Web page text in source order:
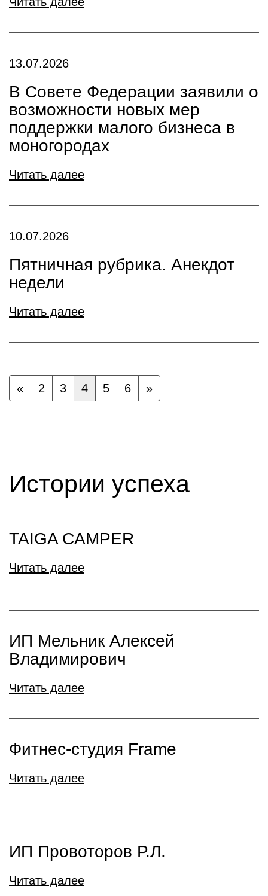
13.07.2026
В Совете Федерации заявили о
возможности новых мер
поддержки малого бизнеса в
моногородах
Читать далее
10.07.2026
Пятничная рубрика. Анекдот
недели
Читать далее
« 2 3 4 5 6 »
Истории успеха
TAIGA CAMPER
Читать далее
ИП Мельник Алексей
Владимирович
Читать далее
Фитнес-студия Frame
Читать далее
ИП Провоторов Р.Л.
Читать далее